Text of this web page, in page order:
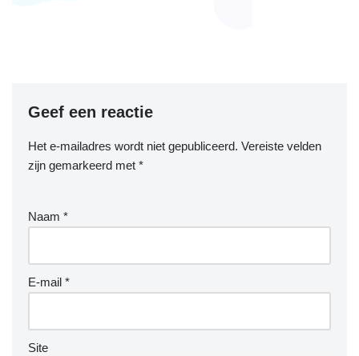
Geef een reactie
Het e-mailadres wordt niet gepubliceerd. Vereiste velden
zijn gemarkeerd met *
Naam *
E-mail *
Site